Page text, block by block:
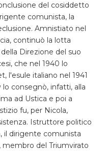
del cosiddetto
comunista, la
Amnistiato nel
continuò la lotta
Direzione del suo
che nel 1940 lo
l'esule italiano nel 1941
consegnò, infatti, alla
ad Ustica e poi a
fu, per Nicola,
Istruttore politico
il dirigente comunista
membro del Triumvirato